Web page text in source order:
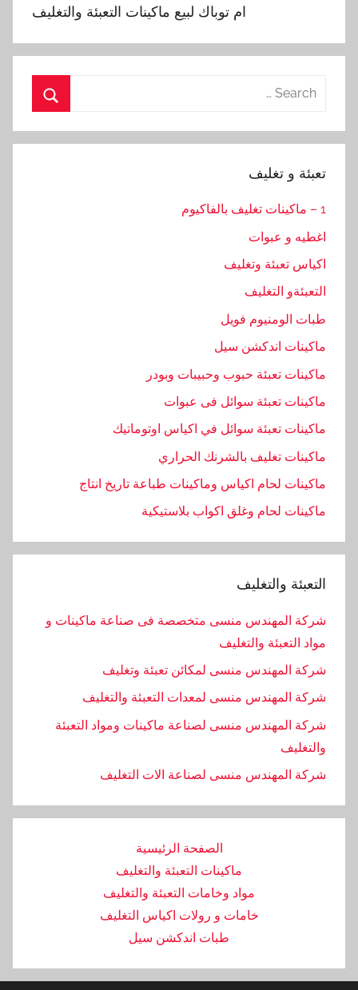
ام توباك لبيع ماكينات التعبئة والتغليف
Search
تعبئة و تغليف
1 – ماكينات تغليف بالفاكيوم
اغطيه و عبوات
اكياس تعبئة وتغليف
التعبئةو التغليف
طبات الومنيوم فويل
ماكينات اندكشن سيل
ماكينات تعبئة حبوب وحبيبات وبودر
ماكينات تعبئة سوائل فى عبوات
ماكينات تعبئة سوائل في اكياس اوتوماتيك
ماكينات تغليف بالشرنك الحراري
ماكينات لحام اكياس وماكينات طباعة تاريخ انتاج
ماكينات لحام وغلق اكواب بلاستيكية
التعبئة والتغليف
شركة المهندس منسى متخصصة فى صناعة ماكينات و
مواد التعبئة والتغليف
شركة المهندس منسى لمكائن تعبئة وتغليف
شركة المهندس منسى لمعدات التعبئة والتغليف
شركة المهندس منسى لصناعة ماكينات ومواد التعبئة
والتغليف
‏شركة المهندس منسى لصناعة الات التغليف
الصفحة الرئيسية
ماكينات التعبئة والتغليف
مواد وخامات التعبئة والتغليف
خامات و رولات اكياس التغليف
طبات اندكشن سيل